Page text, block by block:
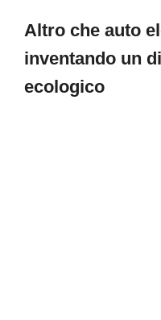
Altro che auto
inventando un
ecologico